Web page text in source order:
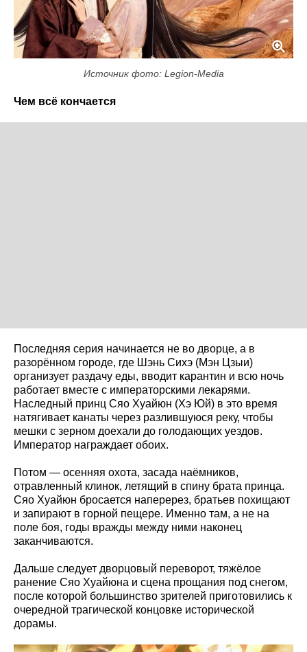
Источник фото: Legion-Media
Чем всё кончается
Последняя серия начинается не во дворце, а в
разорённом городе, где Шэнь Сихэ (Мэн Цзыи)
организует раздачу еды, вводит карантин и всю ночь
работает вместе с императорскими лекарями.
Наследный принц Сяо Хуайюн (Хэ Юй) в это время
натягивает канаты через разлившуюся реку, чтобы
мешки с зерном доехали до голодающих уездов.
Император награждает обоих.
Потом — осенняя охота, засада наёмников,
отравленный клинок, летящий в спину брата принца.
Сяо Хуайюн бросается наперерез, братьев похищают
и запирают в горной пещере. Именно там, а не на
поле боя, годы вражды между ними наконец
заканчиваются.
Дальше следует дворцовый переворот, тяжёлое
ранение Сяо Хуайюна и сцена прощания под снегом,
после которой большинство зрителей приготовились к
очередной трагической концовке исторической
дорамы.